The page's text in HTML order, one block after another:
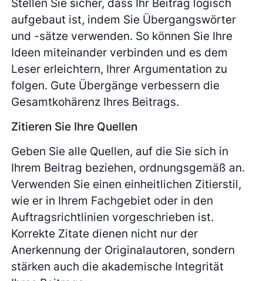
aufgebaut ist, indem Sie Übergangswörter
und -sätze verwenden. So können Sie Ihre
Ideen miteinander verbinden und es dem
Leser erleichtern, Ihrer Argumentation zu
folgen. Gute Übergänge verbessern die
Gesamtkohärenz Ihres Beitrags.
Zitieren Sie Ihre Quellen
Geben Sie alle Quellen, auf die Sie sich in
Ihrem Beitrag beziehen, ordnungsgemäß an.
Verwenden Sie einen einheitlichen Zitierstil,
wie er in Ihrem Fachgebiet oder in den
Auftragsrichtlinien vorgeschrieben ist.
Korrekte Zitate dienen nicht nur der
Anerkennung der Originalautoren, sondern
stärken auch die akademische Integrität